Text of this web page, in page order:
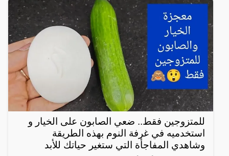
زوجية مشروعة أو علاقة محرمة مع الرجال، ففي هذا
المقال
للمتزوجين فقط.. ضعي الصابون على الخيار و
استخدميه في غرفة النوم بهذه الطريقة
وشاهدي المفاجأة التي ستغير حياتك للأبد